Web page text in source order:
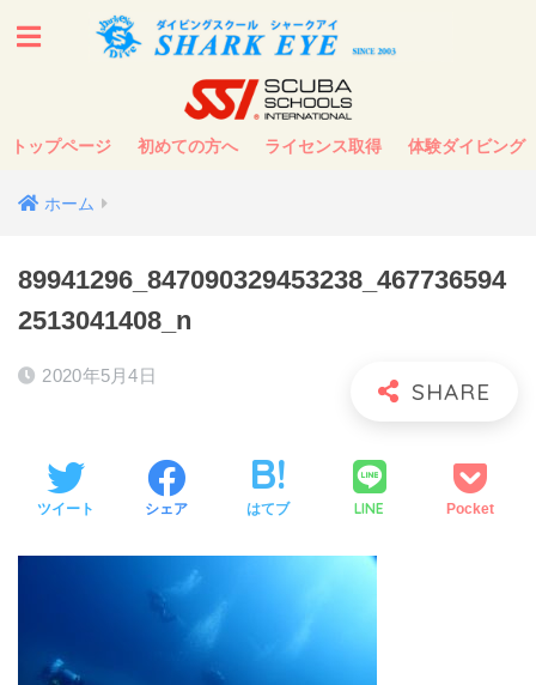
トップページ 初めての方へ ライセンス取得 体験ダイビング
ホーム
89941296_847090329453238_467736594
2513041408_n
2020年5月4日
ツイート シェア はてブ LINE Pocket